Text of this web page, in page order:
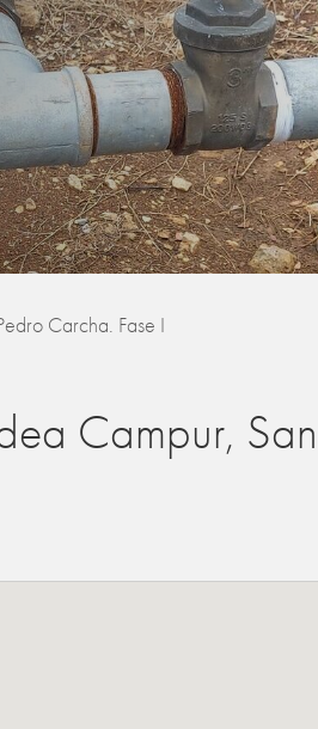
Carcha. Fase I
Campur,